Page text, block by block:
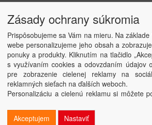
Instagram
Copyright © TECHNO GROUP spol.
Powered by ABRA
Zásady ochrany súkromia
Prispôsobujeme sa Vám na mieru. Na
webe personalizujeme jeho obsah a
ponuky a produkty. Kliknutím na tlačidlo
s využívaním cookies a odovzdaním údajov
pre zobrazenie cielenej reklamy na
reklamných sieťach na ďalších weboch.
Personalizáciu a cielenú reklamu si môžete
Akceptujem
Nastaviť